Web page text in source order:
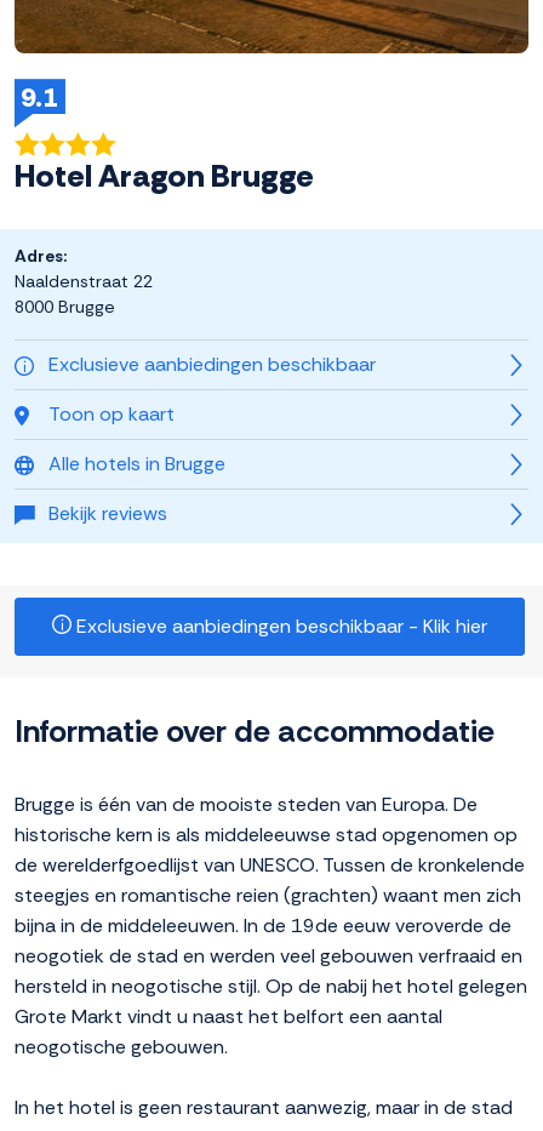
9.1
Hotel Aragon Brugge
Exclusieve aanbiedingen beschikbaar
Toon op kaart
Alle hotels in Brugge
Bekijk reviews
Adres:
Naaldenstraat 22
8000 Brugge
Exclusieve aanbiedingen beschikbaar - Klik hier
Informatie over de accommodatie
Brugge is één van de mooiste steden van Europa. De
historische kern is als middeleeuwse stad opgenomen op
de werelderfgoedlijst van UNESCO. Tussen de kronkelende
steegjes en romantische reien (grachten) waant men zich
bijna in de middeleeuwen. In de 19de eeuw veroverde de
neogotiek de stad en werden veel gebouwen verfraaid en
hersteld in neogotische stijl. Op de nabij het hotel gelegen
Grote Markt vindt u naast het belfort een aantal
neogotische gebouwen.
In het hotel is geen restaurant aanwezig, maar in de stad